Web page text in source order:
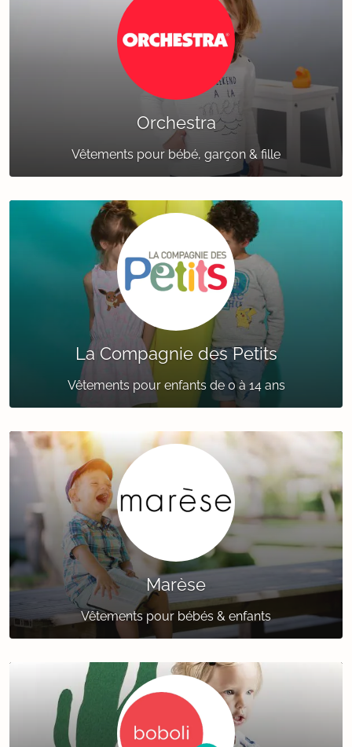
Orchestra
Vêtements pour bébé, garçon & fille
La Compagnie des Petits
Vêtements pour enfants de 0 à 14 ans
Marèse
Vêtements pour bébés & enfants